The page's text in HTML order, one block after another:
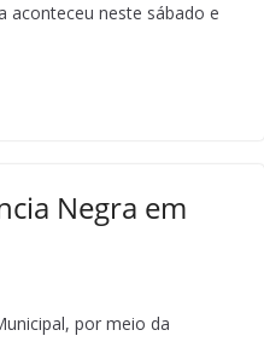
aconteceu neste sábado e
Negra em
por meio da